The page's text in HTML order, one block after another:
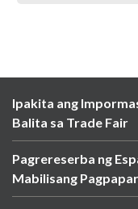
Ipakita ang
Balita sa Trade Fair
Pagrereserba ng
Mabilisang